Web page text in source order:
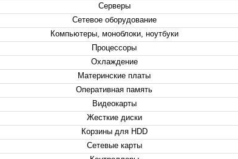
Серверы
Сетевое оборудование
Компьютеры, моноблоки, ноутбуки
Процессоры
Охлаждение
Материнские платы
Оперативная память
Видеокарты
Жесткие диски
Корзины для HDD
Сетевые карты